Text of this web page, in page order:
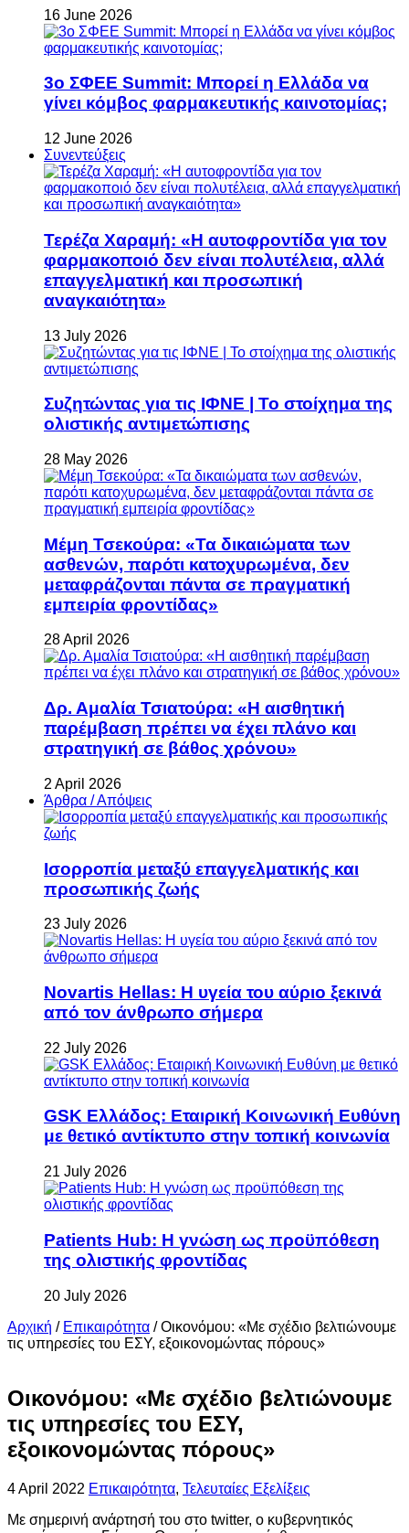
16 June 2026
3ο ΣΦΕΕ Summit: Μπορεί η Ελλάδα να
γίνει κόμβος φαρμακευτικής καινοτομίας;
12 June 2026
Συνεντεύξεις
Τερέζα Χαραμή: «Η αυτοφροντίδα για τον
φαρμακοποιό δεν είναι πολυτέλεια, αλλά
επαγγελματική και προσωπική
αναγκαιότητα»
13 July 2026
Συζητώντας για τις ΙΦΝΕ | Το στοίχημα της
ολιστικής αντιμετώπισης
28 May 2026
Μέμη Τσεκούρα: «Τα δικαιώματα των
ασθενών, παρότι κατοχυρωμένα, δεν
μεταφράζονται πάντα σε πραγματική
εμπειρία φροντίδας»
28 April 2026
Δρ. Αμαλία Τσιατούρα: «Η αισθητική
παρέμβαση πρέπει να έχει πλάνο και
στρατηγική σε βάθος χρόνου»
2 April 2026
Άρθρα / Απόψεις
Ισορροπία μεταξύ επαγγελματικής και
προσωπικής ζωής
23 July 2026
Novartis Hellas: Η υγεία του αύριο ξεκινά
από τον άνθρωπο σήμερα
22 July 2026
GSK Ελλάδος: Εταιρική Κοινωνική Ευθύνη
με θετικό αντίκτυπο στην τοπική κοινωνία
21 July 2026
Patients Hub: Η γνώση ως προϋπόθεση
της ολιστικής φροντίδας
20 July 2026
Αρχική / Επικαιρότητα / Οικονόμου: «Με σχέδιο βελτιώνουμε
τις υπηρεσίες του ΕΣΥ, εξοικονομώντας πόρους»
Οικονόμου: «Με σχέδιο βελτιώνουμε
τις υπηρεσίες του ΕΣΥ,
εξοικονομώντας πόρους»
4 April 2022 Επικαιρότητα, Τελευταίες Εξελίξεις
Με σημερινή ανάρτησή του στο twitter, ο κυβερνητικός